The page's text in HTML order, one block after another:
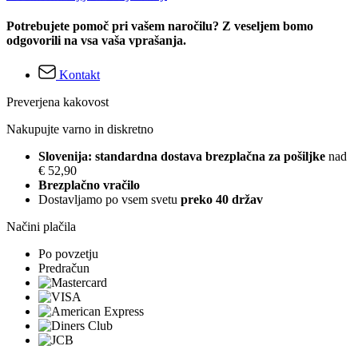
Potrebujete pomoč pri vašem naročilu? Z veseljem bomo
odgovorili na vsa vaša vprašanja.
Kontakt
Preverjena kakovost
Nakupujte varno in diskretno
Slovenija: standardna dostava brezplačna za pošiljke nad
€ 52,90
Brezplačno vračilo
Dostavljamo po vsem svetu preko 40 držav
Načini plačila
Po povzetju
Predračun